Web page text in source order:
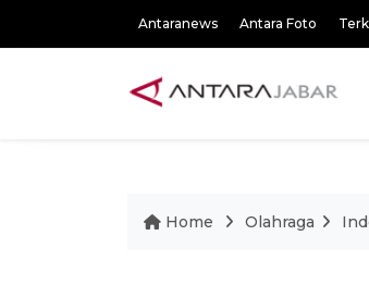
Antaranews Antara Foto
Home Olahraga